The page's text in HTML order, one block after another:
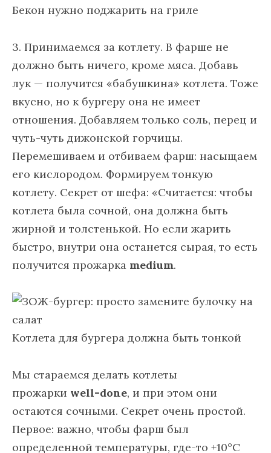
Бекон нужно поджарить на гриле
3. Принимаемся за котлету. В фарше не
должно быть ничего, кроме мяса. Добавь
лук — получится «бабушкина» котлета. Тоже
вкусно, но к бургеру она не имеет
отношения. Добавляем только соль, перец и
чуть-чуть дижонской горчицы.
Перемешиваем и отбиваем фарш: насыщаем
его кислородом. Формируем тонкую
котлету. Секрет от шефа: «Считается: чтобы
котлета была сочной, она должна быть
жирной и толстенькой. Но если жарить
быстро, внутри она останется сырая, то есть
получится прожарка medium.
Котлета для бургера должна быть тонкой
Мы стараемся делать котлеты
прожарки well-done, и при этом они
остаются сочными. Секрет очень простой.
Первое: важно, чтобы фарш был
определенной температуры, где-то +10°C